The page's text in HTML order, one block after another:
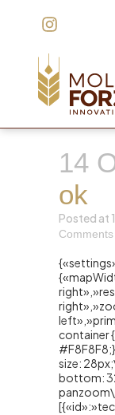
14
ok
Posted at
Comments
container
size:
bottom: